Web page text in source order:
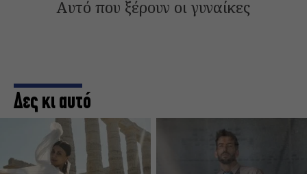
Αυτό που ξέρουν οι γυναίκες
Δες κι αυτό